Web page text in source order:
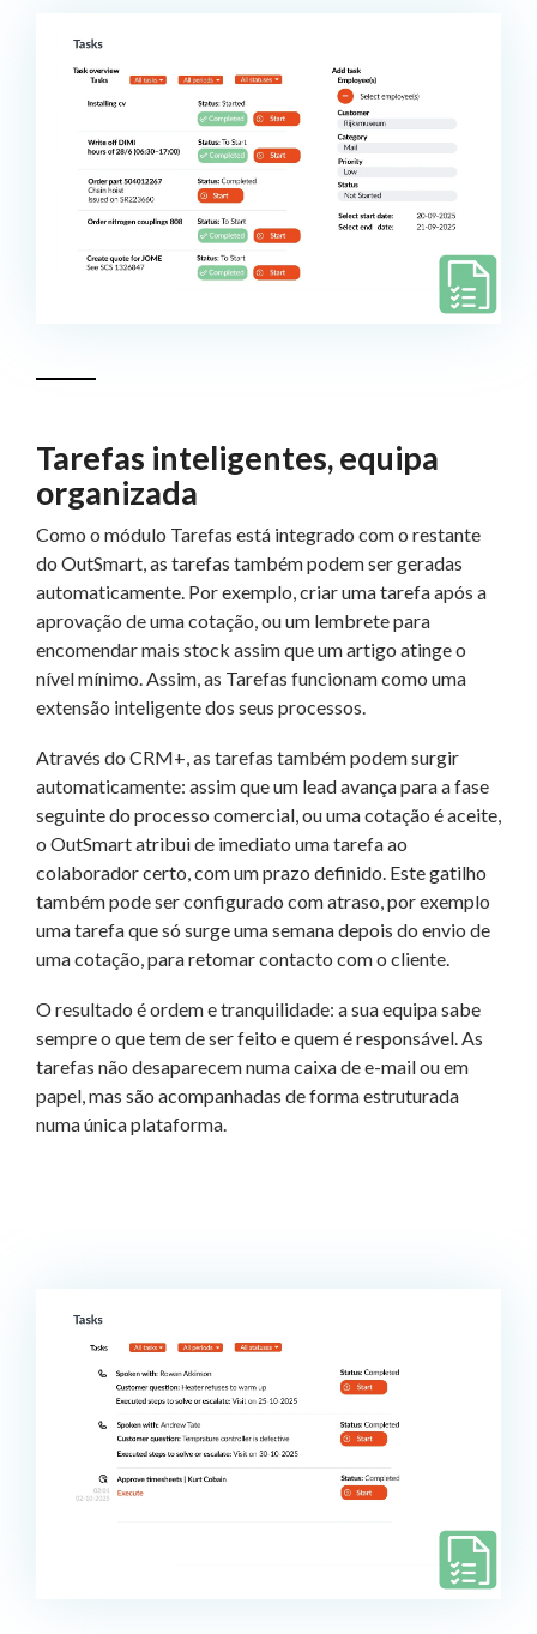
Tarefas inteligentes, equipa
organizada
Como o módulo Tarefas está integrado com o restante
do OutSmart, as tarefas também podem ser geradas
automaticamente. Por exemplo, criar uma tarefa após a
aprovação de uma cotação, ou um lembrete para
encomendar mais stock assim que um artigo atinge o
nível mínimo. Assim, as Tarefas funcionam como uma
extensão inteligente dos seus processos.
Através do CRM+, as tarefas também podem surgir
automaticamente: assim que um lead avança para a fase
seguinte do processo comercial, ou uma cotação é aceite,
o OutSmart atribui de imediato uma tarefa ao
colaborador certo, com um prazo definido. Este gatilho
também pode ser configurado com atraso, por exemplo
uma tarefa que só surge uma semana depois do envio de
uma cotação, para retomar contacto com o cliente.
O resultado é ordem e tranquilidade: a sua equipa sabe
sempre o que tem de ser feito e quem é responsável. As
tarefas não desaparecem numa caixa de e-mail ou em
papel, mas são acompanhadas de forma estruturada
numa única plataforma.